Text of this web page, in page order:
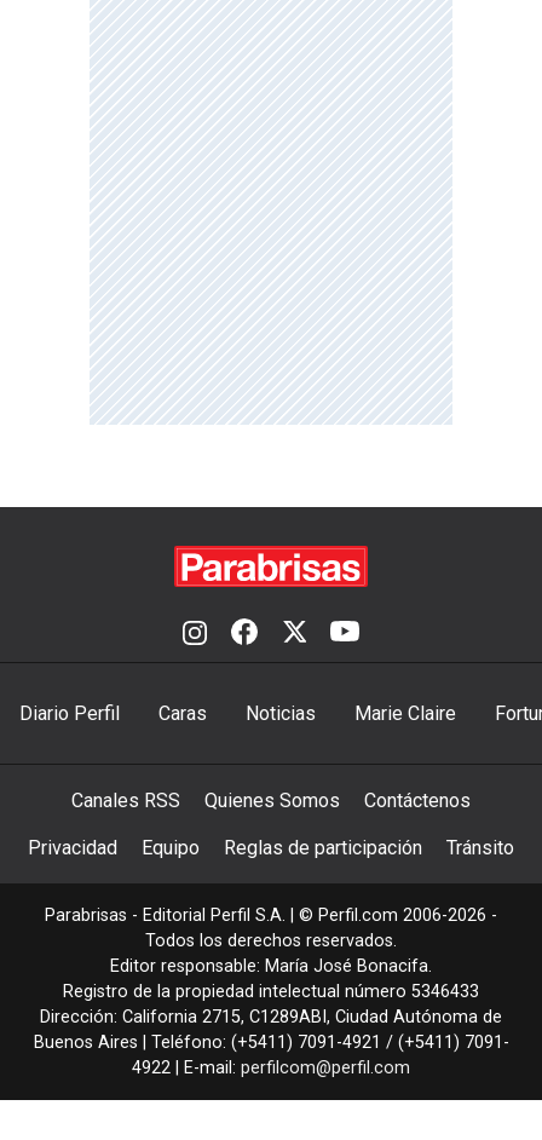
Diario Perfil Caras Noticias Marie Claire
Canales RSS Quienes Somos Contáctenos
Privacidad Equipo Reglas de participación Tránsito
Parabrisas - Editorial Perfil S.A. | © Perfil.com 2006-2026 -
Todos los derechos reservados.
Editor responsable: María José Bonacifa.
Registro de la propiedad intelectual número 5346433
Dirección: California 2715, C1289ABI , Ciudad Autónoma de
Buenos Aires | Teléfono: (+5411) 7091-4921 / (+5411) 7091-
4922 | E-mail: perfilcom@perfil.com